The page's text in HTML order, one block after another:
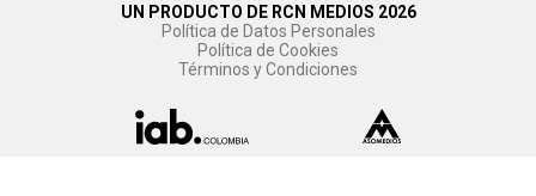
UN PRODUCTO DE RCN MEDIOS 2026
Política de Datos Personales
Política de Cookies
Términos y Condiciones